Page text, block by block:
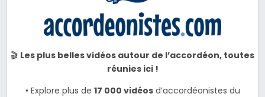
🎬 Les plus belles vidéos autour de l’accordéon, toutes
réunies ici !
• Explore plus de 17 000 vidéosd’accordéonistes du